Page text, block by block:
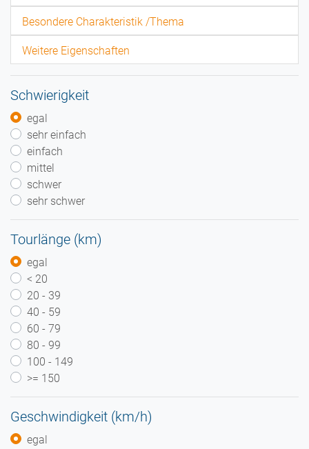
Besondere Charakteristik /Thema
Weitere Eigenschaften
Schwierigkeit
egal
sehr einfach
einfach
mittel
schwer
sehr schwer
Tourlänge (km)
egal
< 20
20 - 39
40 - 59
60 - 79
80 - 99
100 - 149
>= 150
Geschwindigkeit (km/h)
egal